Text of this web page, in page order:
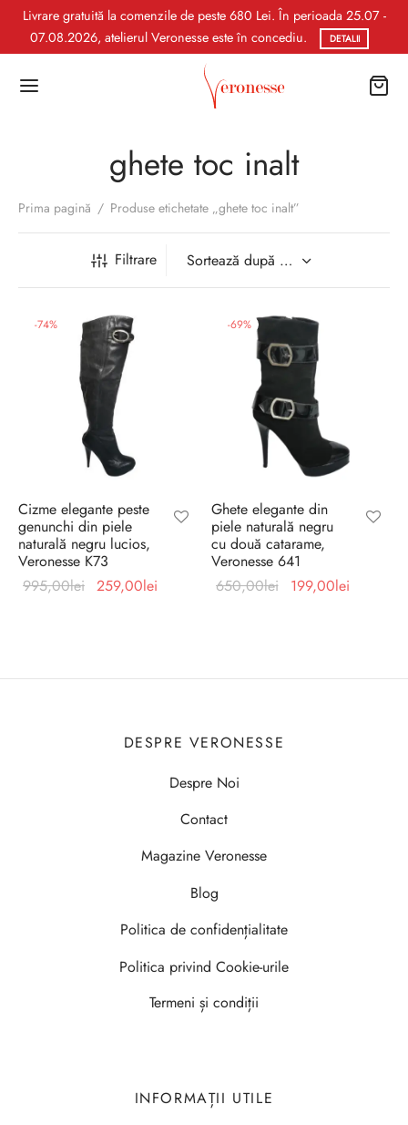
Livrare gratuită la comenzile de peste 680 Lei. În perioada 25.07 -
07.08.2026, atelierul Veronesse este în concediu.
DETALII
ghete toc inalt
Prima pagină / Produse etichetate „ghete toc inalt”
Filtrare
-74%
Cizme elegante peste
genunchi din piele
naturală negru lucios,
Veronesse K73
995,00lei
Prețul
259,00lei
-69%
Ghete elegante din
piele naturală negru
cu două catarame,
Veronesse 641
650,00lei
Prețul
199,00lei
DESPRE VERONESSE
Despre Noi
Contact
Magazine Veronesse
Blog
Politica de confidențialitate
Politica privind Cookie-urile
Termeni și condiții
INFORMAȚII UTILE